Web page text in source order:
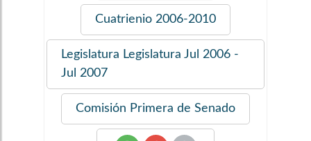
Cuatrienio 2006-2010
Legislatura Legislatura Jul 2006 -
Jul 2007
Comisión Primera de Senado